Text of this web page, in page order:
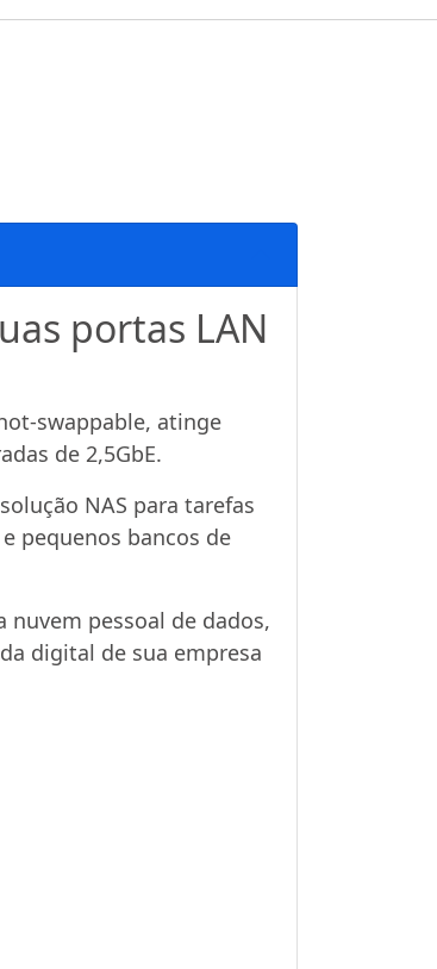
portas LAN
swappable, atinge
de 2,5GbE.
NAS para tarefas
pequenos bancos de
nuvem pessoal de dados,
digital de sua empresa